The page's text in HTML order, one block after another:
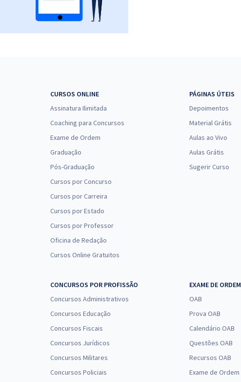
CURSOS ONLINE
Assinatura Ilimitada
Coaching para Concursos
Exame de Ordem
Graduação
Pós-Graduação
Cursos por Concurso
Cursos por Carreira
Cursos por Estado
Cursos por Professor
Oficina de Redação
Cursos Online Gratuitos
PÁGINAS ÚTEIS
Depoimentos
Material Grátis
Aulas ao Vivo
Aulas Grátis
Sugerir Curso
CONCURSOS POR PROFISSÃO
Concursos Administrativos
Concursos Educação
Concursos Fiscais
Concursos Jurídicos
Concursos Militares
Concursos Policiais
EXAME DE ORDEM
OAB
Prova OAB
Calendário OAB
Questões OAB
Recursos OAB
Exame de Ordem